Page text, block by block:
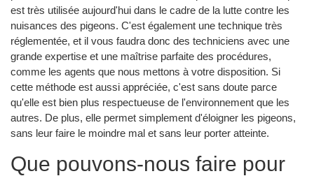
est très utilisée aujourd'hui dans le cadre de la lutte contre les
nuisances des pigeons. C'est également une technique très
réglementée, et il vous faudra donc des techniciens avec une
grande expertise et une maîtrise parfaite des procédures,
comme les agents que nous mettons à votre disposition. Si
cette méthode est aussi appréciée, c'est sans doute parce
qu'elle est bien plus respectueuse de l'environnement que les
autres. De plus, elle permet simplement d'éloigner les pigeons,
sans leur faire le moindre mal et sans leur porter atteinte.
Que pouvons-nous faire pour